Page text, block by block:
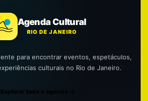
Agenda Cultural
RIO DE JANEIRO
para encontrar eventos, espetáculos,
culturais no Rio de Janeiro.
Explorar toda a agenda